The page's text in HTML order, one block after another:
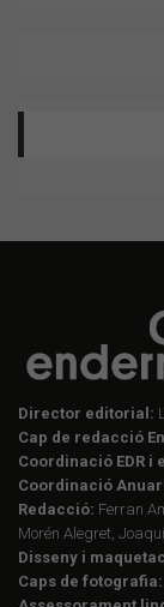
Director editorial:
Cap de redacció
Coordinació EDR i
Coordinació
Redacció: Ferran
Morén Alegret,
Disseny i
Caps de fotografia: